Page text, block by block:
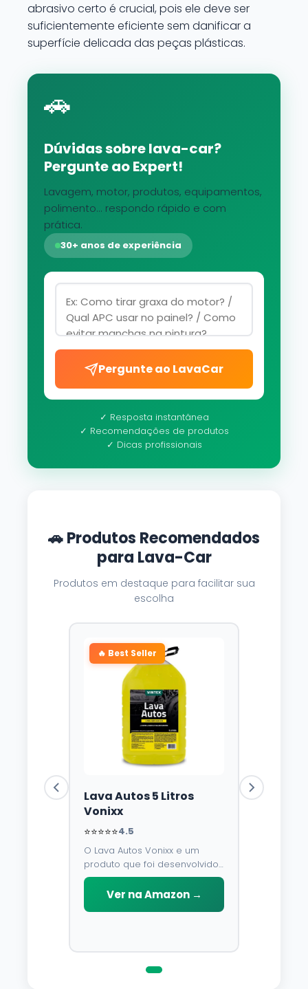
abrasivo certo é crucial, pois ele deve ser
suficientemente eficiente sem danificar a
superfície delicada das peças plásticas.
🚗
Dúvidas sobre lava-car?
Pergunte ao Expert!
Lavagem, motor, produtos, equipamentos,
polimento... respondo rápido e com
prática.
30+ anos de experiência
Pergunte ao LavaCar
✓ Resposta instantânea
✓ Recomendações de produtos
✓ Dicas profissionais
🚗 Produtos Recomendados
para Lava-Car
Produtos em destaque para facilitar sua
escolha
🔥 Best Seller
Lava Autos 5 Litros
Vonixx
⭐⭐⭐⭐⭐4.5
O Lava Autos Vonixx e um
produto que foi desenvolvido
para limpar, proteger e
conservar a lataria do veiculo.
Por possuir pH neutro, pode
Ver na Amazon →